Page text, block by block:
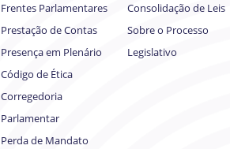
Frentes Parlamentares
Prestação de Contas
Presença em Plenário
Código de Ética
Corregedoria
Parlamentar
Perda de Mandato
Consolidação de Leis
Sobre o Processo
Legislativo